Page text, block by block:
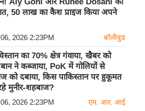
50 लाख का कैश प्राइज किया अपने
2026 2:23PM बॉलीवुड
का 70% क्षेत्र गंवाया, खैबर को
ने कब्जाया, PoK में गोलियों से
को दबाया, किस पाकिस्तान पर हुकूमत
मुनीर-शहबाज?
2026 2:23PM एम. आर. आई